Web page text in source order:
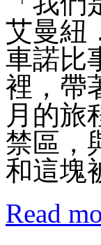
艾曼紐
車諾比
裡，帶
月的旅
禁區，
和這塊
Read